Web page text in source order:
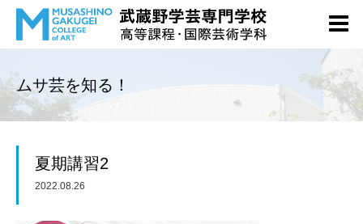
ムサ芸を知る！
夏期講習2
2022.08.26